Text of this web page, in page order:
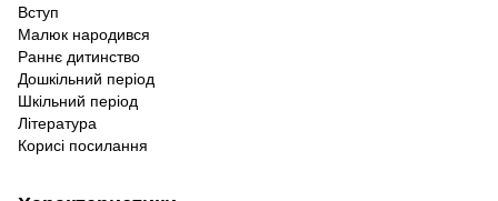
Вступ
Малюк народився
Раннє дитинство
Дошкільний період
Шкільний період
Література
Корисі посилання